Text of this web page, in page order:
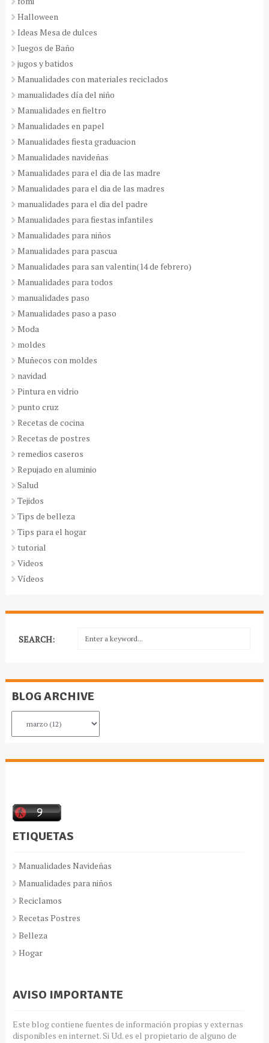
Halloween
Ideas Mesa de dulces
Juegos de Baño
jugos y batidos
Manualidades con materiales reciclados
manualidades día del niño
Manualidades en fieltro
Manualidades en papel
Manualidades fiesta graduacion
Manualidades navideñas
Manualidades para el dia de las madre
Manualidades para el dia de las madres
manualidades para el dia del padre
Manualidades para fiestas infantiles
Manualidades para niños
Manualidades para pascua
Manualidades para san valentin(14 de febrero)
Manualidades para todos
manualidades paso
Manualidades paso a paso
Moda
moldes
Muñecos con moldes
navidad
Pintura en vidrio
punto cruz
Recetas de cocina
Recetas de postres
remedios caseros
Repujado en aluminio
Salud
Tejidos
Tips de belleza
Tips para el hogar
tutorial
Videos
Vídeos
SEARCH:
BLOG ARCHIVE
ETIQUETAS
Manualidades Navideñas
Manualidades para niños
Reciclamos
Recetas Postres
Belleza
Hogar
AVISO IMPORTANTE
Este blog contiene fuentes de información propias y externas
disponibles en internet. Si Ud. es el propietario de alguno de